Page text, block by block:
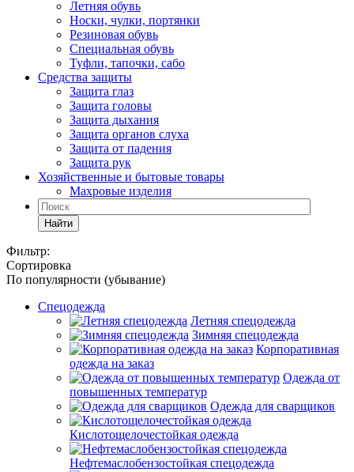
Летняя обувь
Носки, чулки, портянки
Резиновая обувь
Специальная обувь
Туфли, тапочки, сабо
Средства защиты
Защита глаз
Защита головы
Защита дыхания
Защита органов слуха
Защита от падения
Защита рук
Хозяйственные и бытовые товары
Махровые изделия
Найти
Фильтр:
Сортировка
По популярности (убывание)
Спецодежда
Летняя спецодежда
Зимняя спецодежда
Корпоративная
одежда на заказ
Одежда от
повышенных температур
Одежда для сварщиков
Кислотощелочестойкая одежда
Нефтемаслобензостойкая спецодежда